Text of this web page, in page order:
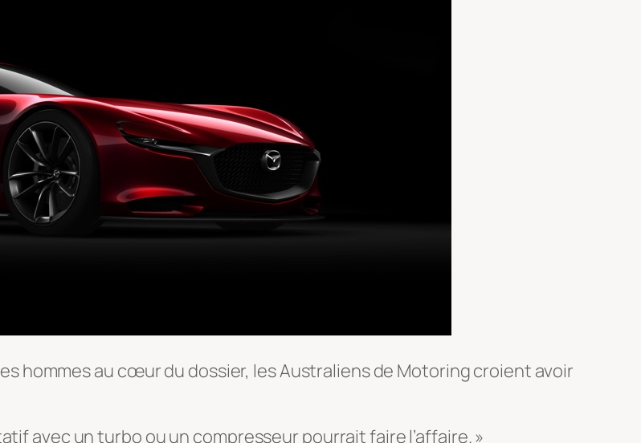
hommes au cœur du dossier, les Australiens de Motoring croient avoir
avec un turbo ou un compresseur pourrait faire l’affaire. »